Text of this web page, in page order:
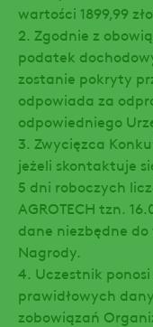
wartości 1899,99
2. Zgodnie z
podatek
zostanie pokryty
odpowiada za
odpowiedniego
3. Zwycięzca
jeżeli skontaktuje
5 dni roboczych
AGROTECH tzn.
dane niezbędne
Nagrody.
4. Uczestnik
prawidłowych
zobowiązań